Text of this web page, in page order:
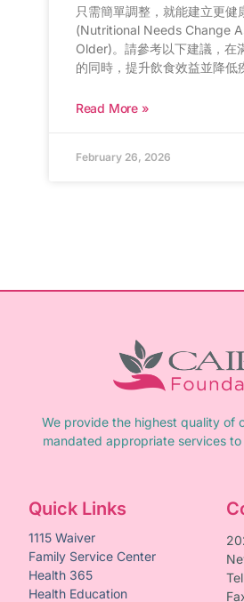
只需簡單調整，就能建立更健
(Nutritional Needs Change
Older)。請參考以下建議，在
的同時，提升飲食效益並降低
Read More »
February 26, 2026
We provide the highest quality of
mandated appropriate services to
Quick Links
1115 Waiver
Family Service Center
Health 365
Health Education